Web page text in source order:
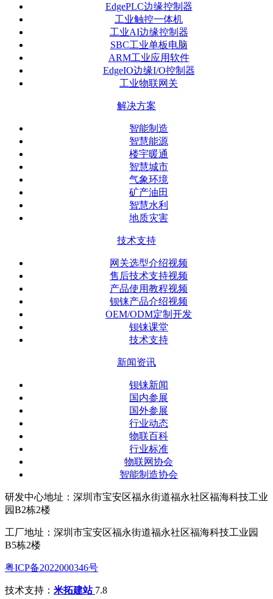
EdgePLC边缘控制器
工业触控一体机
工业AI边缘控制器
SBC工业单板电脑
ARM工业应用软件
EdgeIO边缘I/O控制器
工业物联网关
解决方案
智能制造
智慧能源
楼宇暖通
智慧城市
气象环境
矿产油田
智慧水利
地质灾害
技术支持
网关选型介绍视频
售后技术支持视频
产品使用教程视频
钡铼产品介绍视频
OEM/ODM定制开发
钡铼课堂
技术支持
新闻资讯
钡铼新闻
国内参展
国外参展
行业动态
物联百科
行业标准
物联网协会
智能制造协会
研发中心地址：深圳市宝安区福永街道福永社区福海科技工业
园B2栋2楼
工厂地址：深圳市宝安区福永街道福永社区福海科技工业园
B5栋2楼
粤ICP备2022000346号
技术支持： 米拓建站 7.8